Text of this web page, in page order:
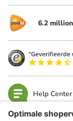
6.2
Help Center